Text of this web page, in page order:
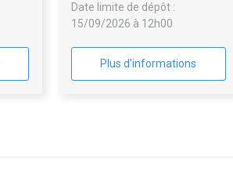
Date limite de dépôt :
15/09/2026 à 12h00
Plus d'informations